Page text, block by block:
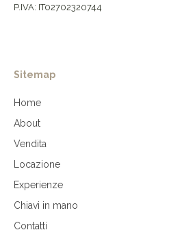
P.IVA: IT02702320744
Sitemap
Home
About
Vendita
Locazione
Experienze
Chiavi in mano
Contatti